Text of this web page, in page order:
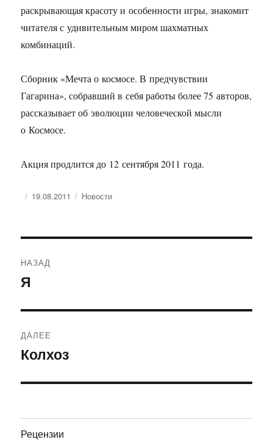
раскрывающая красоту и особенности игры, знакомит
читателя с удивительным миром шахматных
комбинаций.
Сборник «Мечта о космосе. В предчувствии
Гагарина», собравший в себя работы более 75 авторов,
рассказывает об эволюции человеческой мысли
о Космосе.
Акция продлится до 12 сентября 2011 года.
Опубликовано
19.08.2011 Рубрики
Новости
по
НАЗАД
Предыдущая
Я
ДАЛЕЕ
Следующая
Колхоз
Рецензии